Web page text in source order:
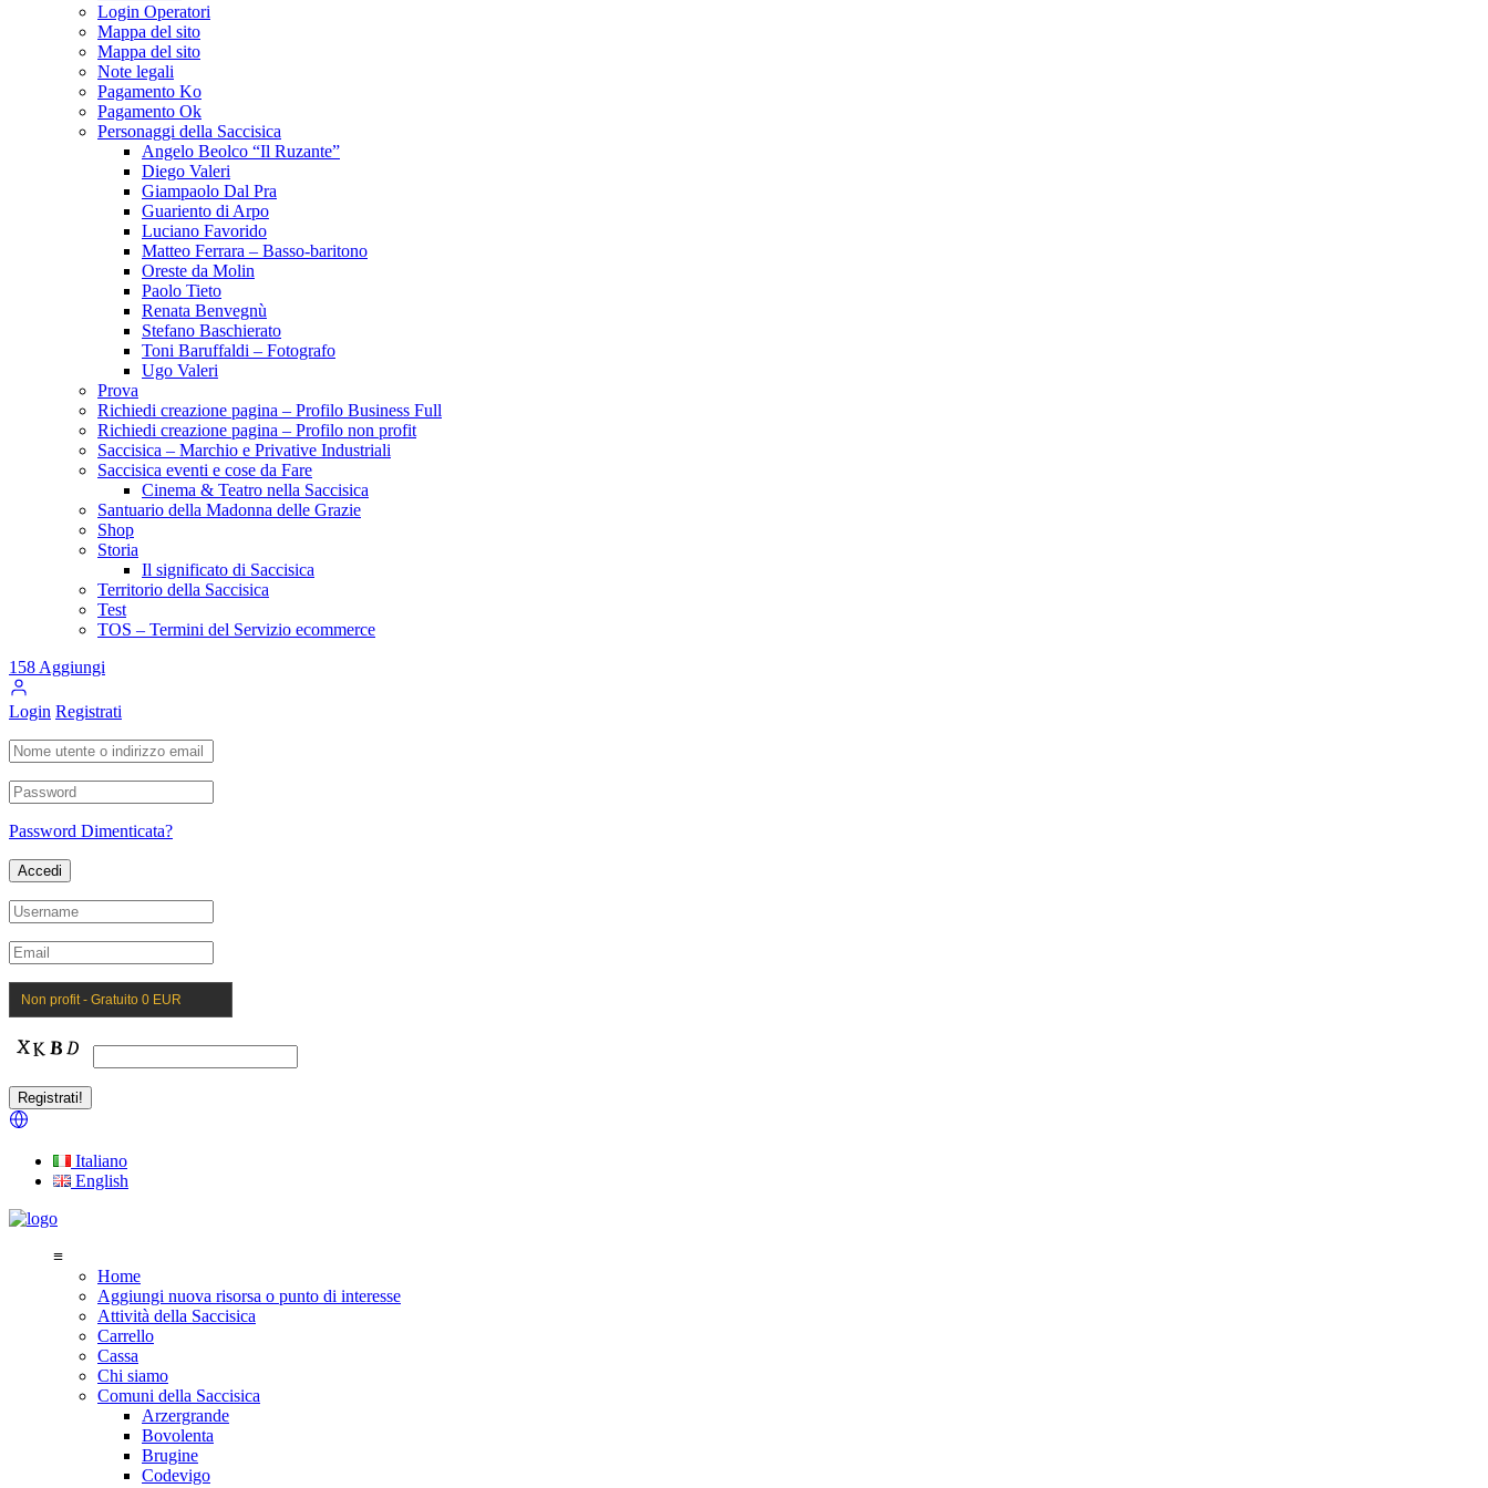
Login Operatori
Mappa del sito
Mappa del sito
Note legali
Pagamento Ko
Pagamento Ok
Personaggi della Saccisica
Angelo Beolco “Il Ruzante”
Diego Valeri
Giampaolo Dal Pra
Guariento di Arpo
Luciano Favorido
Matteo Ferrara – Basso-baritono
Oreste da Molin
Paolo Tieto
Renata Benvegnù
Stefano Baschierato
Toni Baruffaldi – Fotografo
Ugo Valeri
Prova
Richiedi creazione pagina – Profilo Business Full
Richiedi creazione pagina – Profilo non profit
Saccisica – Marchio e Privative Industriali
Saccisica eventi e cose da Fare
Cinema & Teatro nella Saccisica
Santuario della Madonna delle Grazie
Shop
Storia
Il significato di Saccisica
Territorio della Saccisica
Test
TOS – Termini del Servizio ecommerce
158Aggiungi
Login Registrati
Password Dimenticata?
Non profit - Gratuito 0 EUR
Italiano
English
≡
Home
Aggiungi nuova risorsa o punto di interesse
Attività della Saccisica
Carrello
Cassa
Chi siamo
Comuni della Saccisica
Arzergrande
Bovolenta
Brugine
Codevigo